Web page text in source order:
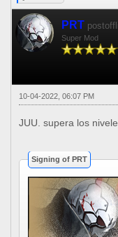
PRT
Super Mod
10-04-2022, 06:07 PM
JUU. supera los
Signing of PRT